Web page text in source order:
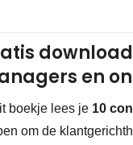
en
boekje lees je 10
om de